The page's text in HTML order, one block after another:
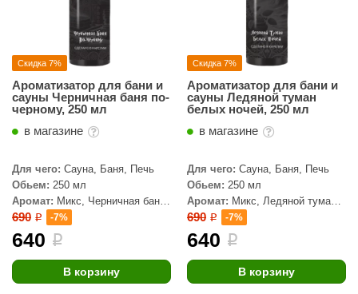
камень
камень
ecology
Скидка 7%
Ароматизатор для бани и
сауны Черничная баня по-
черному, 250 мл
в магазине
Для чего: Сауна, Баня, Печь
Обьем: 250 мл
Аромат: Микс, Черничная баня
по-черному
690 i -7%
640 i
В корзину
Скидка 7%
Ароматизатор для бани и
сауны Ледяной туман
белых ночей, 250 мл
в магазине
Для чего: Сауна, Баня, Печь
Обьем: 250 мл
Аромат: Микс, Ледяной туман
белых ночей
690 i -7%
640 i
В корзину